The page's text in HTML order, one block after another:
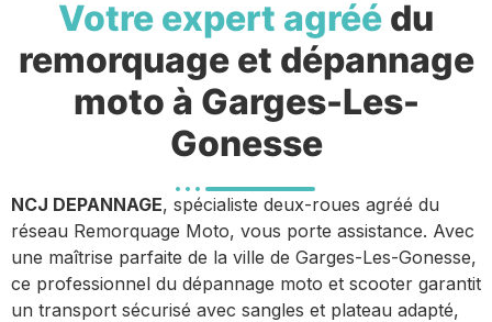
Votre expert agréé du
remorquage et dépannage
moto à Garges-Les-
Gonesse
NCJ DEPANNAGE, spécialiste deux-roues agréé du
réseau Remorquage Moto, vous porte assistance. Avec
une maîtrise parfaite de la ville de Garges-Les-Gonesse,
ce professionnel du dépannage moto et scooter garantit
un transport sécurisé avec sangles et plateau adapté,